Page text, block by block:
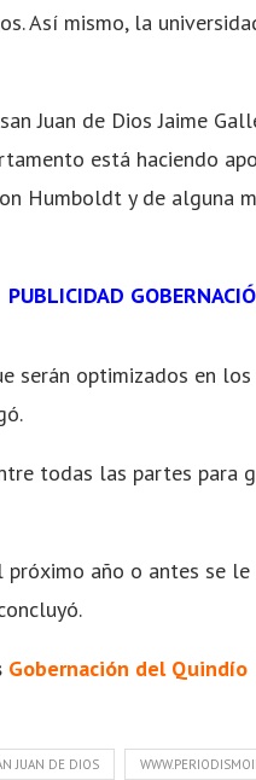
Así mismo, la
Juan de Dios Jaime
está haciendo
Humboldt y de alguna
PUBLICIDAD
serán optimizados en
todas las partes
próximo año o antes se
Gobernación del Quindío
JUAN DE DIOS